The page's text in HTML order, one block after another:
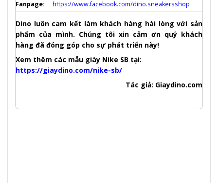
Fanpage: https://www.facebook.com/dino.sneakersshop
Dino luôn cam kết làm khách hàng hài lòng với sản
phẩm của mình. Chúng tôi xin cảm ơn quý khách
hàng đã đóng góp cho sự phát triển này!
Xem thêm các mẫu giày Nike SB tại:
https://giaydino.com/nike-sb/
Tác giả: Giaydino.com